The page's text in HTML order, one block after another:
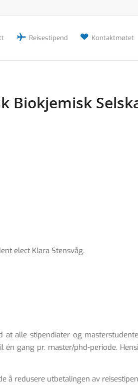
Reisestipend Kontaktmøtet
elect Klara Stensvåg.
alle stipendiater og
gang pr. master/phd-periode.
redusere utbetalingen av